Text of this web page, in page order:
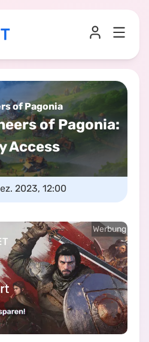
of Pagonia
of Pagonia:
Access
2023, 12:00
Werbung